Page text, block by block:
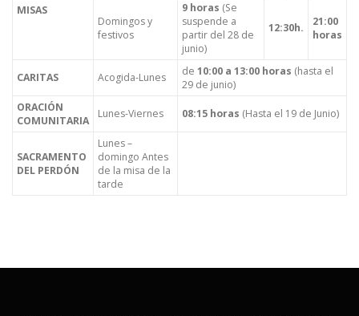
MISAS
Domingos y
festivos
9 horas (Se
suspende a
partir del 28 de
junio)
12:30h.
21:00
horas
CARITAS Acogida-Lunes de 10:00 a 13:00 horas (hasta el
29 de junio)
ORACIÓN
COMUNITARIA
Lunes-Viernes 08:15 horas (Hasta el 19 de Junio)
SACRAMENTO
DEL PERDÓN
Lunes –
domingo Antes
de la misa de la
tarde